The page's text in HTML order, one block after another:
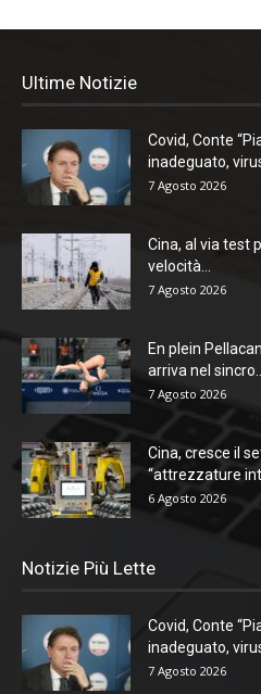
Ultime Notizie
Covid, Conte
inadeguato,
7 Agosto 2026
Cina, al via test
velocità...
7 Agosto 2026
En plein
arriva nel sincro...
7 Agosto 2026
Cina, cresce il
“attrezzature
6 Agosto 2026
Notizie Più Lette
Covid, Conte
inadeguato,
7 Agosto 2026